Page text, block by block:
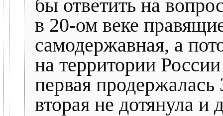
бы ответить на
в 20-ом веке
самодержавная, а
на территории
первая
вторая не дотянула и